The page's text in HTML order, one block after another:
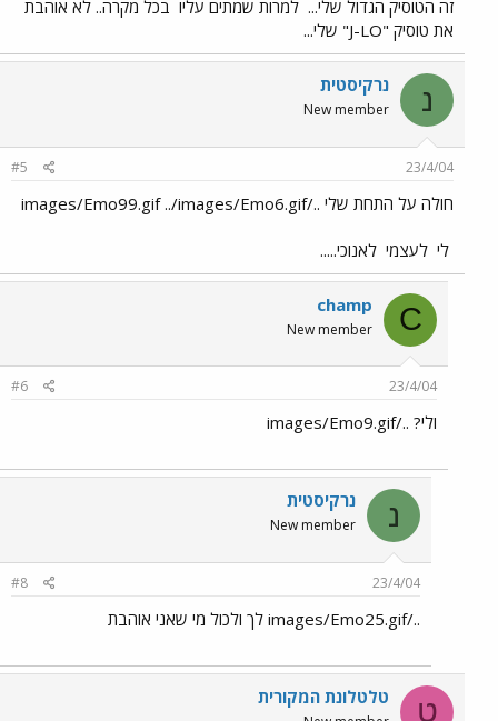
זה הטוסיק הגדול שלי... למרות שמתים עליו בכל מקרה.. לא אוהבת
את טוסיק "J-LO" שלי...
נ נרקיסטית
New member
23/4/04
#5
חולה על התחת שלי ../images/Emo99.gif ../images/Emo6.gif
לי לעצמי לאנוכי.....
C
champ
New member
23/4/04
#6
ולי? ../images/Emo9.gif
נ נרקיסטית
New member
23/4/04
#8
../images/Emo25.gif לך ולכול מי שאני אוהבת
ט טלטלונת המקורית